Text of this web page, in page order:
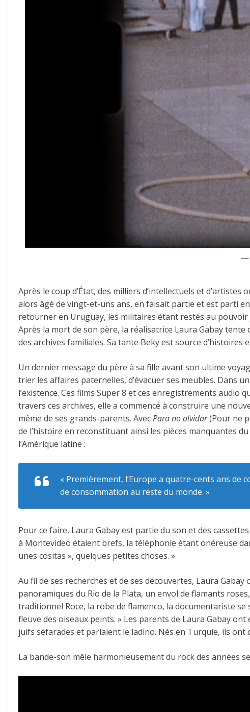
—
Après le coup d’État, des milliers d’intellectuels et
alors âgé de vingt-et-uns ans, en faisait partie et est parti
retourner en Uruguay, les militaires étant restés au pouvoir
Après la mort de son père, la réalisatrice Laura Gabay
des archives familiales. Sa tante Beky est source d’histoires
Un dernier message du père à sa fille avant son ultime
trier les affaires paternelles, d’évacuer ses meubles. Dans
l’existence. Ces films Super 8 et ces enregistrements audio
travers ces archives, elle a commencé à construire une
même de ses grands-parents. AvecPara no olvidar(Pour ne
de l’histoire en reconstituant ainsi les pièces manquantes
l’Amérique latine :
« Premièrement, l’Europe a quatre-cents ans de
de consommation au reste du monde. »
Pour ce faire, Laura Gabay est partie du son et des
à Montevideo étaient brefs, la téléphonie étant onéreuse
unes cositas », quelques petites choses. »
Au fil de ses recherches et de ses découvertes, Laura
panoramiques du Rio de la Plata, un envol de flamants
traditionnel Roce, la robe de flamenco, la documentariste se
fleuve des oiseaux peints. » Les parents de Laura Gabay
juifs séfarades et parlaient le ladino. Nés en Turquie, ils ont
La bande-son mêle harmonieusement du rock des années